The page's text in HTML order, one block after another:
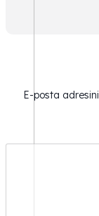
E-posta